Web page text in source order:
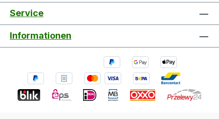
Service
Informationen